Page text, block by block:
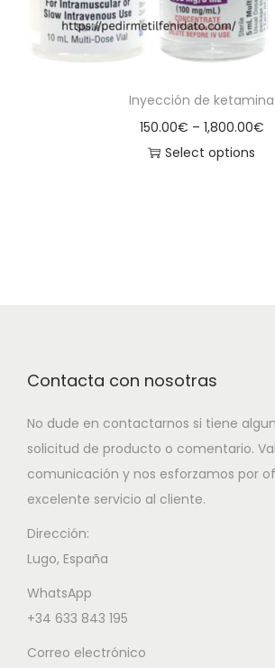
Inyección de ketamina
150.00€ – 1,800.00€
Select options
Contacta con nosotras
No dude en contactarnos si tiene
solicitud de producto o comentario.
comunicación y nos esforzamos por
excelente servicio al cliente.
Dirección:
Lugo, España
WhatsApp
+34 633 843 195
Correo electrónico